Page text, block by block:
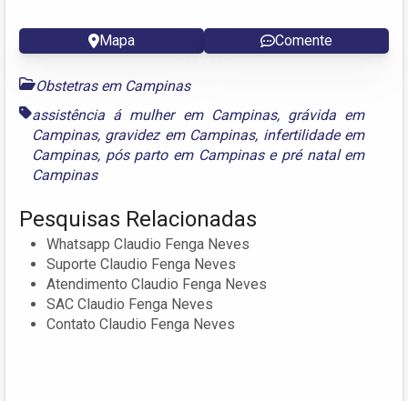
Mapa Comente
Obstetras em Campinas
assistência á mulher em Campinas, grávida em
Campinas, gravidez em Campinas, infertilidade em
Campinas, pós parto em Campinase pré natal em
Campinas
Pesquisas Relacionadas
Whatsapp Claudio Fenga Neves
Suporte Claudio Fenga Neves
Atendimento Claudio Fenga Neves
SAC Claudio Fenga Neves
Contato Claudio Fenga Neves